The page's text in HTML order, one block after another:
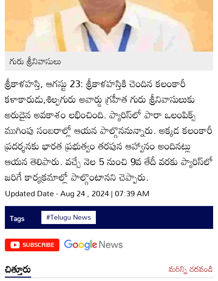
గురు శ్రీనివాసులు
శ్రీకాళహస్తి, ఆగస్టు 23: శ్రీకాళహస్తికి చెందిన కలంకారీ
కళాకారుడు,శిల్పగురు అవార్డు గ్రహీత గురు శ్రీనివాసులుకు
అరుదైన అవకాశం లభించింది. ప్యారిస్‌లో పారా ఒలంపిక్స్‌
ముగింపు సంబరాల్లో ఆయన పాల్గొననున్నారు. అక్కడ కలంకారీ
ప్రదర్శనకు భారత ప్రభుత్వం తరపున ఆహ్వానం అందినట్లు
ఆయన తెలిపారు. వచ్చే నెల 5 నుంచి 9వ తేదీ వరకు ప్యారిస్‌లో
జరిగే కార్యక్రమాల్లో పాల్గొంటానని చెప్పారు.
Updated Date - Aug 24 , 2024 | 07:39 AM
Tags #Telugu News
SUBSCRIBE
చిత్తూరు మరిన్ని చదవండి